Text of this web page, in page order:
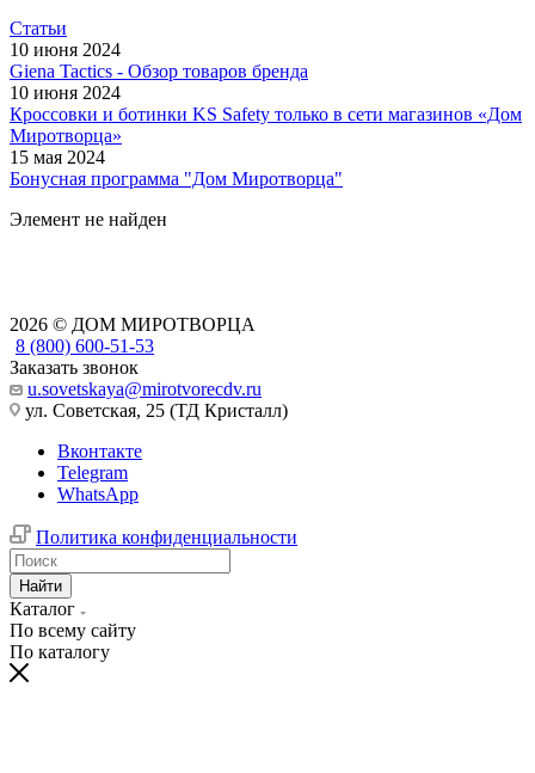
Статьи
10 июня 2024
Giena Tactics - Обзор товаров бренда
10 июня 2024
Кроссовки и ботинки KS Safety только в сети магазинов «Дом
Миротворца»
15 мая 2024
Бонусная программа "Дом Миротворца"
Элемент не найден
2026 © ДОМ МИРОТВОРЦА
8 (800) 600-51-53
Заказать звонок
u.sovetskaya@mirotvorecdv.ru
ул. Советская, 25 (ТД Кристалл)
Вконтакте
Telegram
WhatsApp
Политика конфиденциальности
Найти
Каталог
По всему сайту
По каталогу